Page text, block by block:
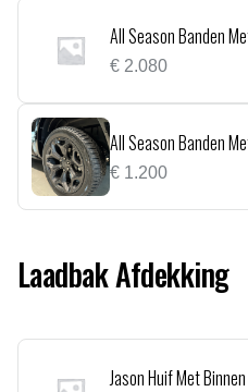
All Season Banden
€ 2.080
All Season Banden
€ 1.200
Laadbak Afdekking
Jason Huif Met